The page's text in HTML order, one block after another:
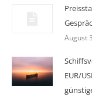
August
EUR/